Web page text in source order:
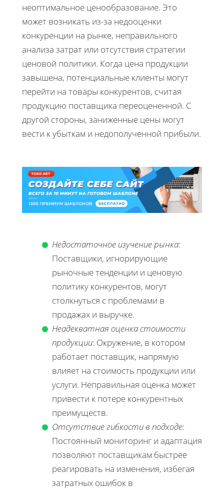
неоптимальное ценообразование. Это
может возникать из-за недооценки
конкуренции на рынке, неправильного
анализа затрат или отсутствия стратегии
ценовой политики. Когда цена продукции
завышена, потенциальные клиенты могут
перейти на товары конкурентов, считая
продукцию поставщика переоцененной. С
другой стороны, заниженные цены могут
вести к убыткам и недополученной прибыли.
Недостаточное изучение рынка:
Поставщики, игнорирующие
рыночные тенденции и ценовую
политику конкурентов, могут
столкнуться с проблемами в
продажах и выручке.
Неадекватная оценка стоимости
продукции: Окружение, в котором
работает поставщик, напрямую
влияет на стоимость продукции или
услуги. Неправильная оценка может
привести к потере конкурентных
преимуществ.
Отсутствие гибкости в подходе:
Постоянный мониторинг и адаптация
позволяют поставщикам быстрее
реагировать на изменения, избегая
затратных ошибок в